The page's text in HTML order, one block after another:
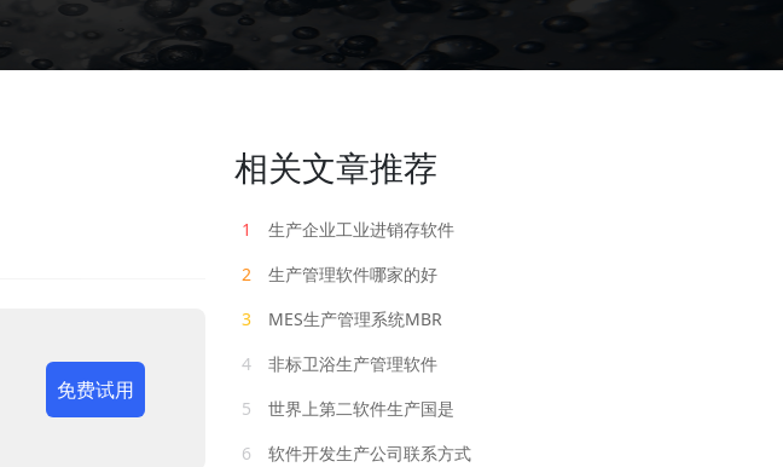
免费试用
相关文章推荐
1
生产企业工业进销存软件
2
生产管理软件哪家的好
3
MES生产管理系统MBR
4
非标卫浴生产管理软件
5
世界上第二软件生产国是
6
软件开发生产公司联系方式